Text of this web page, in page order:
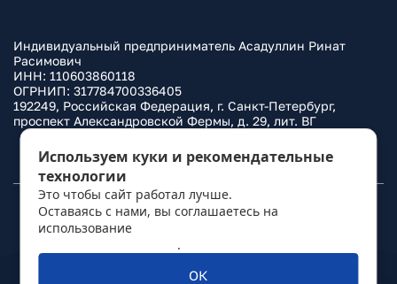
Индивидуальный предприниматель Асадуллин Ринат
Расимович
ИНН: 110603860118
ОГРНИП: 317784700336405
192249, Российская Федерация, г. Санкт-Петербург,
проспект Александровской Фермы, д. 29, лит. ВГ
Политика конфиденциальности
© 2010– 2026Фаркоп.ру
Используем куки и рекомендательные
технологии
Это чтобы сайт работал лучше.
Оставаясь с нами, вы соглашаетесь на
использование
.
ОК